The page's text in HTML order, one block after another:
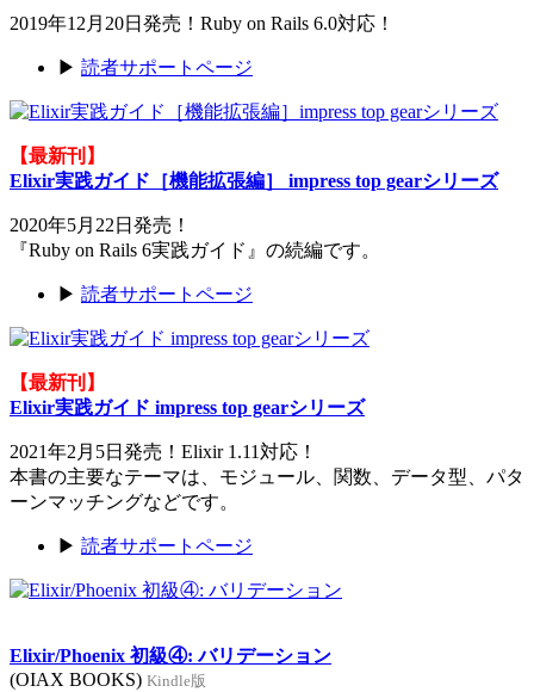
2019年12月20日発売！Ruby on Rails 6.0対応！
▶ 読者サポートページ
【最新刊】
Elixir実践ガイド［機能拡張編］ impress top gearシリーズ
2020年5月22日発売！
『Ruby on Rails 6実践ガイド』の続編です。
▶ 読者サポートページ
【最新刊】
Elixir実践ガイド impress top gearシリーズ
2021年2月5日発売！Elixir 1.11対応！
本書の主要なテーマは、モジュール、関数、データ型、パタ
ーンマッチングなどです。
▶ 読者サポートページ
Elixir/Phoenix 初級④: バリデーション
(OIAX BOOKS) Kindle版